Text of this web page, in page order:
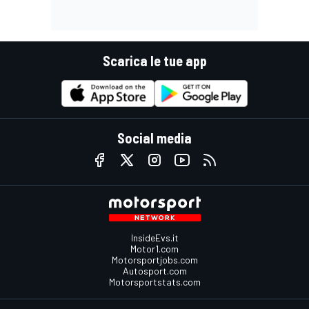
Scarica le tue app
Social media
InsideEvs.it
Motor1.com
Motorsportjobs.com
Autosport.com
Motorsportstats.com